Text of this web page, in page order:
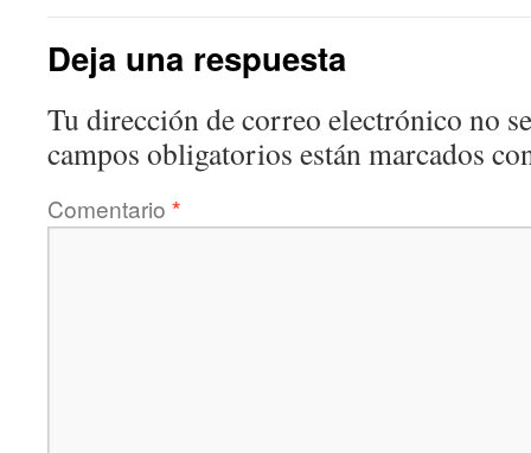
Deja una respuesta
Tu dirección de correo electrónico no
campos obligatorios están marcados
Comentario *